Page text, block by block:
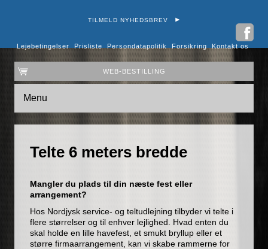
TILMELD NYHEDSBREV
Lejebetingelser Prisliste Persondatapolitik Forsikring Kontakt os
WEB-BESTILLING
Menu
Telte 6 meters bredde
Mangler du plads til din næste fest eller
arrangement?
Hos Nordjysk service- og teltudlejning tilbyder vi telte i
flere størrelser og til enhver lejlighed. Hvad enten du
skal holde en lille havefest, et smukt bryllup eller et
større firmaarrangement, kan vi skabe rammerne for